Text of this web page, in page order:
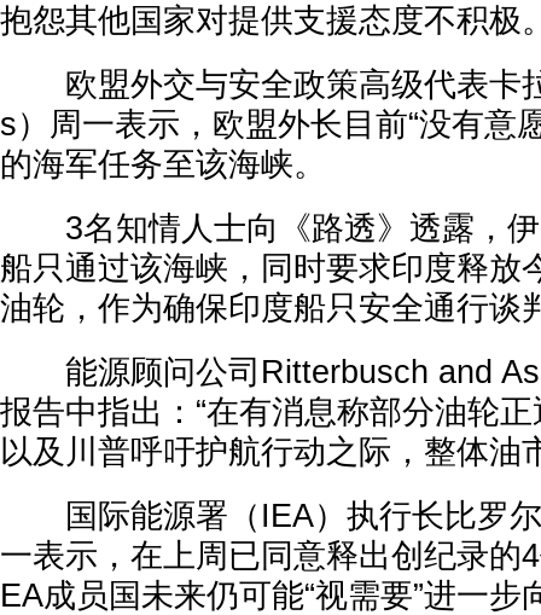
抱怨其他国家对提供支援态度不积极
欧盟外交与安全政策高级代表卡
s）周一表示，欧盟外长目前“没有意
的海军任务至该海峡。
3名知情人士向《路透》透露，伊
船只通过该海峡，同时要求印度释放
油轮，作为确保印度船只安全通行谈
能源顾问公司Ritterbusch and
报告中指出：“在有消息称部分油轮
以及川普呼吁护航行动之际，整体油
国际能源署（IEA）执行长比罗尔
一表示，在上周已同意释出创纪录的
EA成员国未来仍可能“视需要”进一步